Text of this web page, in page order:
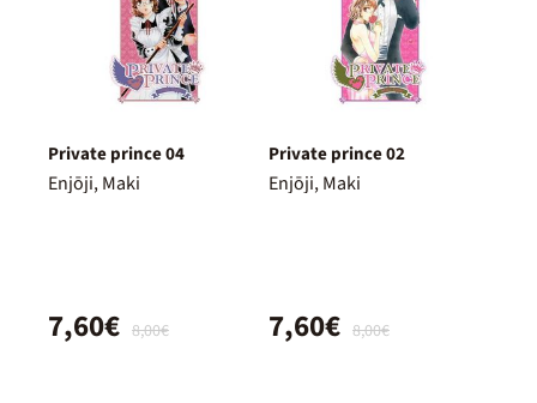
Private prince 04
Enjōji, Maki
8,00€
7,60€
Private prince 02
Enjōji, Maki
8,00€
7,60€